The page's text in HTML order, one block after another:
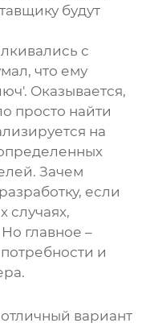
будут
с
что ему
Оказывается,
просто найти
на
Зачем
если
случаях,
главное –
и
вариант